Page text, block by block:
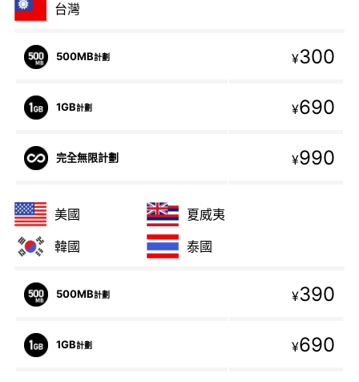
台灣
500MB計劃 ¥300
1GB計劃 ¥690
完全無限計劃 ¥990
美國
夏威夷
韓國
泰國
500MB計劃 ¥390
1GB計劃 ¥690